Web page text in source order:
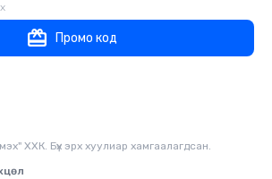
Промо код
ХХК. Бүх эрх хуулиар хамгаалагдсан.